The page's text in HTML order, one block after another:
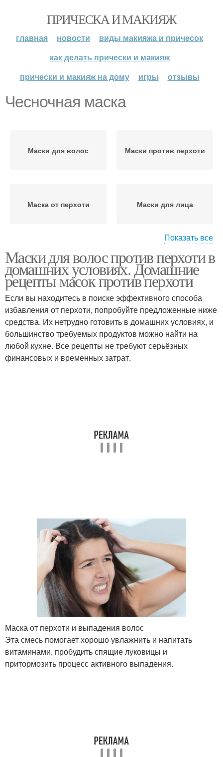
ПРИЧЕСКА И МАКИЯЖ
главная новости
виды макияжа и причесок
как делать прически и макияж
прически и макияж на дому
игры отзывы
Чесночная маска
Маски для волос Маски против перхоти
Маска от перхоти Маски для лица
Белковая маска Маска с крахмалом
Маски для роста
Маски для быстрого
роста
Показать все
Маски для волос против перхоти в
домашних условиях. Домашние
рецепты масок против перхоти
Если вы находитесь в поиске эффективного способа
избавления от перхоти, попробуйте предложенные ниже
средства. Их нетрудно готовить в домашних условиях, и
большинство требуемых продуктов можно найти на
любой кухне. Все рецепты не требуют серьёзных
финансовых и временных затрат.
Маска от перхоти и выпадения волос
Эта смесь помогает хорошо увлажнить и напитать
витаминами, пробудить спящие луковицы и
притормозить процесс активного выпадения.